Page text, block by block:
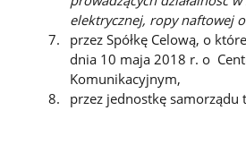
elektrycznej, ropy naftowej
przez Spółkę Celową, o
dnia 10 maja 2018 r. o
Komunikacyjnym,
przez jednostkę samorządu